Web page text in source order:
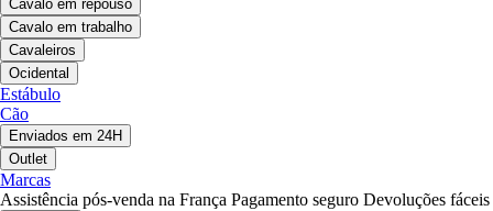
Cavalo em repouso
Cavalo em trabalho
Cavaleiros
Ocidental
Estábulo
Cão
Enviados em 24H
Outlet
Marcas
Assistência pós-venda na França Pagamento seguro Devoluções fáceis